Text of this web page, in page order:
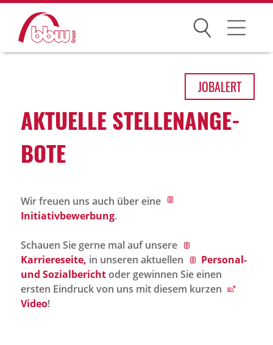
Suchen
Über uns
Historie
bbw als Arbeitgeber
Jobportal
Presse und Medien
JOBALERT
AKTU­ELLE STEL­LEN­AN­GE­
BOTE
Wir freuen uns auch über eine
Initiativbewerbung.
Schauen Sie gerne mal auf unsere
Karriereseite, in unseren aktuellen
Personal-
und Sozialberichtoder gewinnen Sie einen
ersten Eindruck von uns mit diesem kurzen
Video!